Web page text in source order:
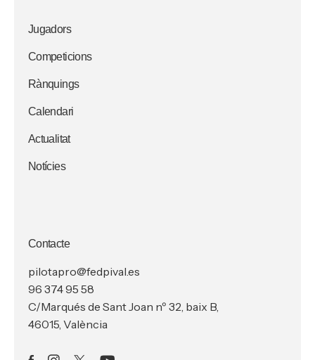
Jugadors
Competicions
Rànquings
Calendari
Actualitat
Notícies
Contacte
pilotapro@fedpival.es
96 374 95 58
C/Marqués de Sant Joan nº 32, baix B,
46015, València